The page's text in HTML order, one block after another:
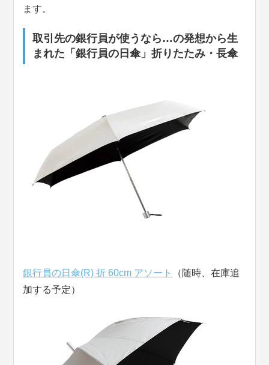
ます。
取引先の銀行員が使うなら…の発想から生
まれた「銀行員の日傘」折りたたみ・長傘
銀行員の日傘(R) 折 60cm アソート
（随時、在庫追
加する予定）